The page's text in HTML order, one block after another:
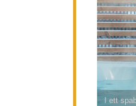
I ett